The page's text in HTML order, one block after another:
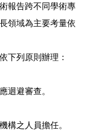
報告跨不同學術專
領域為主要考量依
下列原則辦理：
迴避審查。
構之人員擔任。